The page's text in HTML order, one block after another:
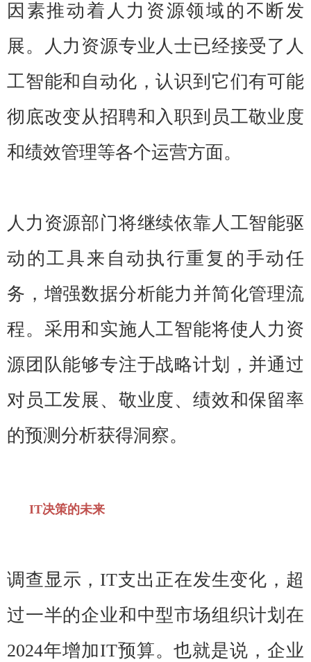
因素推动着人力资源领域的不断发
展。人力资源专业人士已经接受了人
工智能和自动化，认识到它们有可能
彻底改变从招聘和入职到员工敬业度
和绩效管理等各个运营方面。
人力资源部门将继续依靠人工智能驱
动的工具来自动执行重复的手动任
务，增强数据分析能力并简化管理流
程。采用和实施人工智能将使人力资
源团队能够专注于战略计划，并通过
对员工发展、敬业度、绩效和保留率
的预测分析获得洞察。
IT决策的未来
调查显示，IT支出正在发生变化，超
过一半的企业和中型市场组织计划在
2024年增加IT预算。也就是说，企业